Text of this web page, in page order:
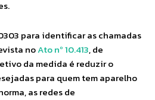
para identificar as chamadas
noAto nº 10.413, de
da medida é reduzir o
para quem tem aparelho
as redes de